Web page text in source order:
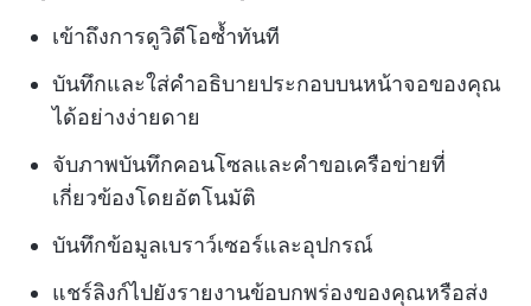
เข้าถึงการดูวิดีโอซ้ำทันที
บันทึกและใส่คำอธิบายประกอบบนหน้าจอของคุณ
ได้อย่างง่ายดาย
จับภาพบันทึกคอนโซลและคำขอเครือข่ายที่
เกี่ยวข้องโดยอัตโนมัติ
บันทึกข้อมูลเบราว์เซอร์และอุปกรณ์
แชร์ลิงก์ไปยังรายงานข้อบกพร่องของคุณหรือส่ง